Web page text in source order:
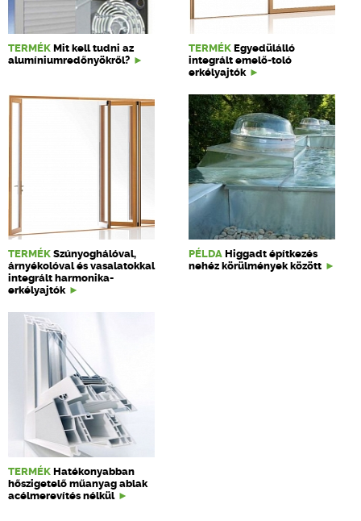
TERMÉK Mit kell tudni az
alumíniumredőnyökről?
TERMÉK Egyedülálló
integrált emelő-toló
erkélyajtók
TERMÉK Szúnyoghálóval,
árnyékolóval és vasalatokkal
integrált harmonika-
erkélyajtók
PÉLDA Higgadt építkezés
nehéz körülmények között
TERMÉK Hatékonyabban
hőszigetelő műanyag ablak
acélmerevítés nélkül